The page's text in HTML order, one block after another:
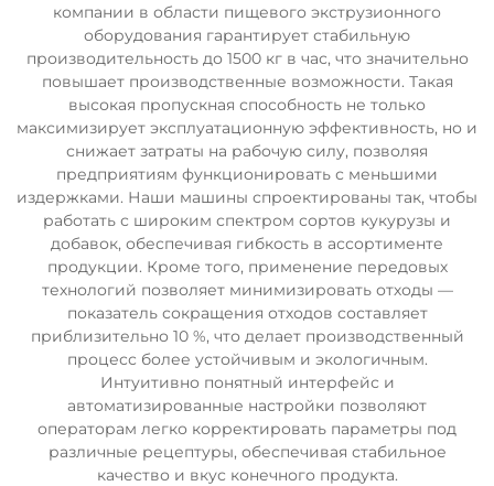
компании в области пищевого экструзионного
оборудования гарантирует стабильную
производительность до 1500 кг в час, что значительно
повышает производственные возможности. Такая
высокая пропускная способность не только
максимизирует эксплуатационную эффективность, но и
снижает затраты на рабочую силу, позволяя
предприятиям функционировать с меньшими
издержками. Наши машины спроектированы так, чтобы
работать с широким спектром сортов кукурузы и
добавок, обеспечивая гибкость в ассортименте
продукции. Кроме того, применение передовых
технологий позволяет минимизировать отходы —
показатель сокращения отходов составляет
приблизительно 10 %, что делает производственный
процесс более устойчивым и экологичным.
Интуитивно понятный интерфейс и
автоматизированные настройки позволяют
операторам легко корректировать параметры под
различные рецептуры, обеспечивая стабильное
качество и вкус конечного продукта.